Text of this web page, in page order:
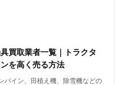
買取業者一覧｜トラクタ
を高く売る方法
バイン、田植え機、除雪機などの